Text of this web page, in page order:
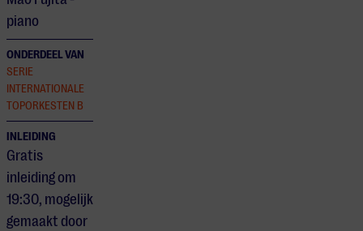
piano
ONDERDEEL VAN
SERIE
INTERNATIONALE
TOPORKESTEN B
INLEIDING
Gratis
inleiding om
19:30, mogelijk
gemaakt door